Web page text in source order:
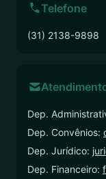
Telefone
(31) 2138-9898
Dep.
Dep. Convênios:
Dep. Jurídico:
Dep. Financeiro: